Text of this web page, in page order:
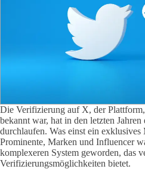
Die Verifizierung auf X, der
bekannt war, hat in den letzten Jahren
durchlaufen. Was einst ein
Prominente, Marken und Influencer
komplexeren System geworden, das
Verifizierungsmöglichkeiten bietet.